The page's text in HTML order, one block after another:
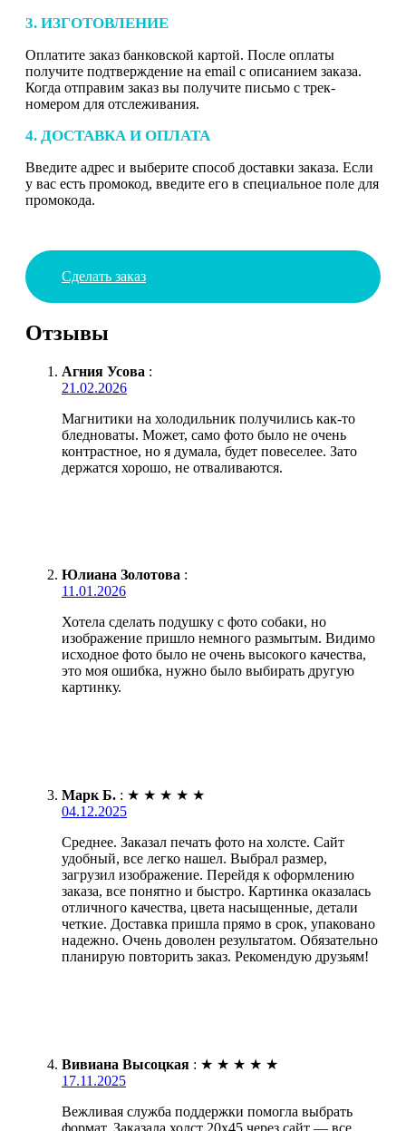
3. ИЗГОТОВЛЕНИЕ
Оплатите заказ банковской картой. После оплаты
получите подтверждение на email с описанием заказа.
Когда отправим заказ вы получите письмо с трек-
номером для отслеживания.
4. ДОСТАВКА И ОПЛАТА
Введите адрес и выберите способ доставки заказа. Если
у вас есть промокод, введите его в специальное поле для
промокода.
Сделать заказ
Отзывы
Агния Усова :
21.02.2026
Магнитики на холодильник получились как-то
бледноваты. Может, само фото было не очень
контрастное, но я думала, будет повеселее. Зато
держатся хорошо, не отваливаются.
Юлиана Золотова :
11.01.2026
Хотела сделать подушку с фото собаки, но
изображение пришло немного размытым. Видимо
исходное фото было не очень высокого качества,
это моя ошибка, нужно было выбирать другую
картинку.
Марк Б. : ★ ★ ★ ★ ★
04.12.2025
Среднее. Заказал печать фото на холсте. Сайт
удобный, все легко нашел. Выбрал размер,
загрузил изображение. Перейдя к оформлению
заказа, все понятно и быстро. Картинка оказалась
отличного качества, цвета насыщенные, детали
четкие. Доставка пришла прямо в срок, упаковано
надежно. Очень доволен результатом. Обязательно
планирую повторить заказ. Рекомендую друзьям!
Вивиана Высоцкая : ★ ★ ★ ★ ★
17.11.2025
Вежливая служба поддержки помогла выбрать
формат. Заказала холст 20х45 через сайт — все